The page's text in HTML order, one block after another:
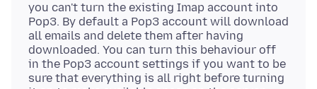
you can't turn the existing Imap account into
Pop3. By default a Pop3 account will download
all emails and delete them after having
downloaded. You can turn this behaviour off
in the Pop3 account settings if you want to be
sure that everything is all right before turning